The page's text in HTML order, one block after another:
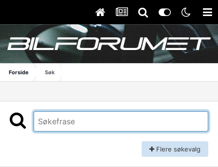
Forside Søk
Flere søkevalg